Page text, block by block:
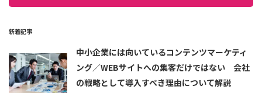
新着記事
中小企業には向いているコンテンツマーケティ
ング／WEBサイトへの集客だけではない 会社
の戦略として導入すべき理由について解説